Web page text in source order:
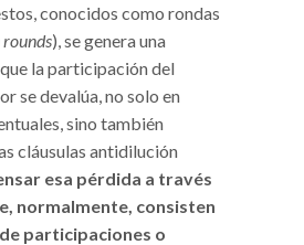
conocidos como rondas
), se genera una
la participación del
se devalúa, no solo en
sino también
cláusulas antidilución
esa pérdida a través
normalmente, consisten
participaciones o